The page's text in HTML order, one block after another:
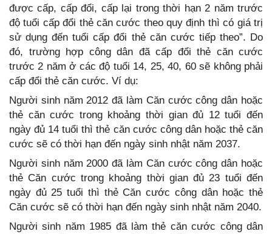
được cấp, cấp đổi, cấp lại trong thời hạn 2 năm trước
độ tuổi cấp đổi thẻ căn cước theo quy định thì có giá trị
sử dụng đến tuổi cấp đổi thẻ căn cước tiếp theo”. Do
đó, trường hợp công dân đã cấp đổi thẻ căn cước
trước 2 năm ở các độ tuổi 14, 25, 40, 60 sẽ không phải
cấp đổi thẻ căn cước. Ví dụ:
Người sinh năm 2012 đã làm Căn cước công dân hoặc
thẻ căn cước trong khoảng thời gian đủ 12 tuổi đến
ngày đủ 14 tuổi thì thẻ căn cước công dân hoặc thẻ căn
cước sẽ có thời hạn đến ngày sinh nhật năm 2037.
Người sinh năm 2000 đã làm Căn cước công dân hoặc
thẻ Căn cước trong khoảng thời gian đủ 23 tuổi đến
ngày đủ 25 tuổi thì thẻ Căn cước công dân hoặc thẻ
Căn cước sẽ có thời hạn đến ngày sinh nhật năm 2040.
Người sinh năm 1985 đã làm thẻ căn cước công dân